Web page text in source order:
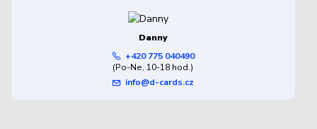
Danny
+420 775 040490
(Po-Ne, 10-18 hod.)
info@d-cards.cz